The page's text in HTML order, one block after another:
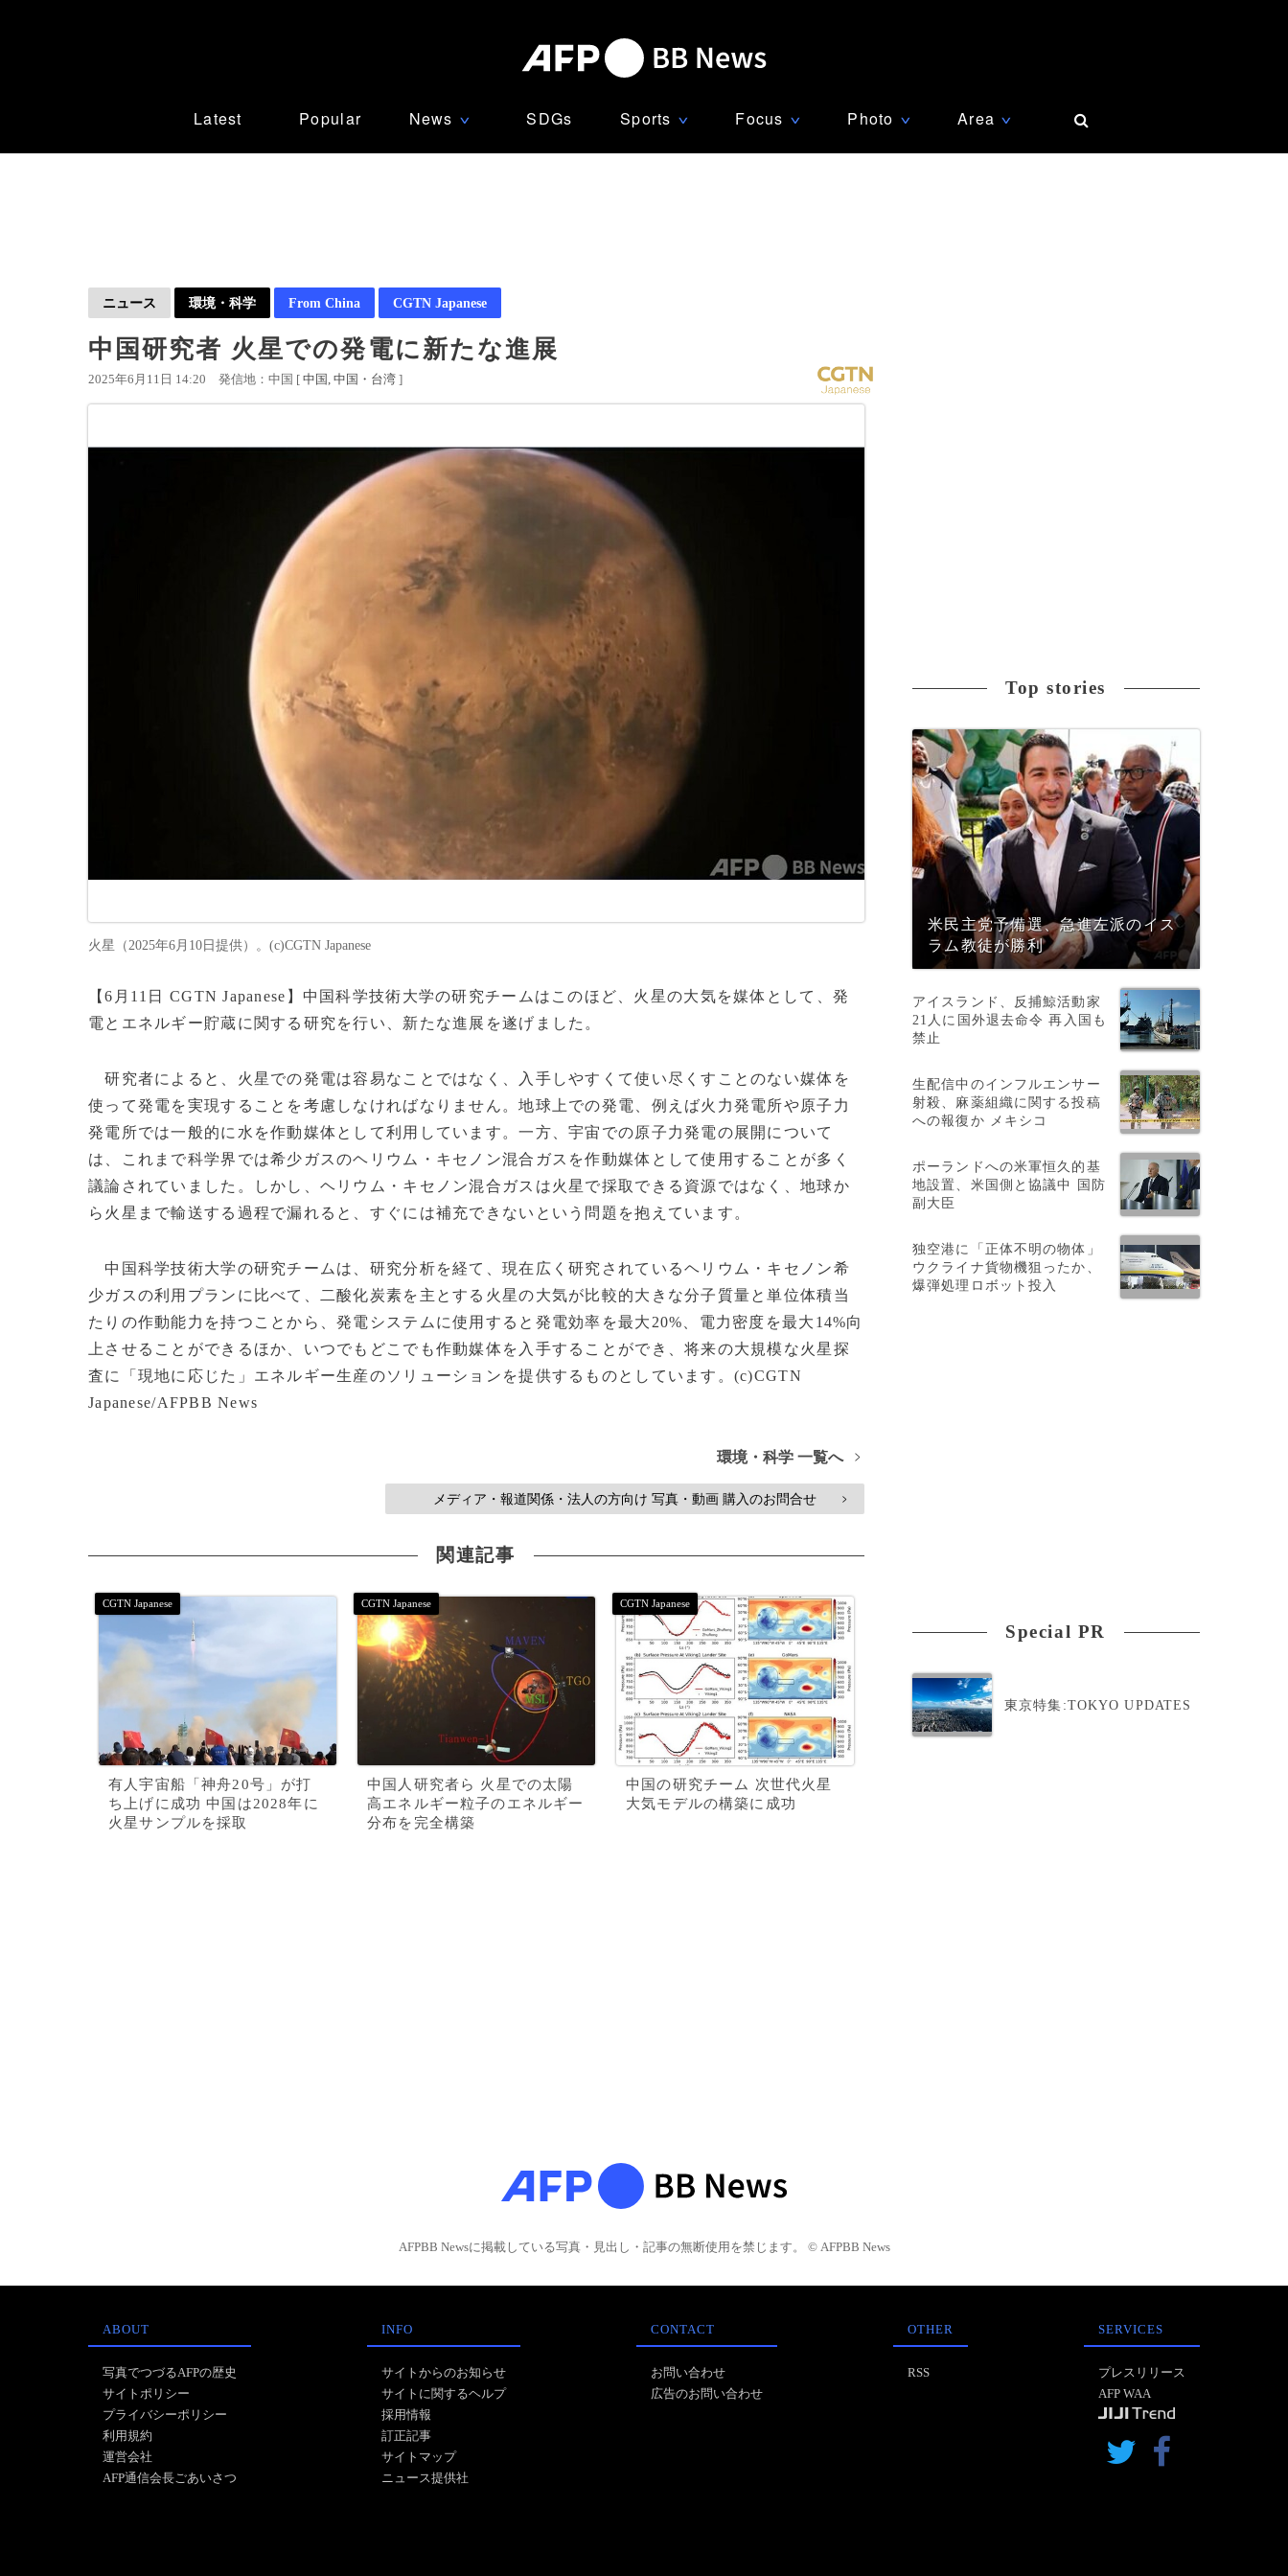
Latest Popular News ∨ SDGs Sports ∨ Focus ∨ Photo ∨ Area ∨
ニュース 環境・科学 From China CGTN Japanese
中国研究者 火星での発電に新たな進展
2025年6月11日 14:20 発信地：中国 [ 中国 中国・台湾 ]
火星（2025年6月10日提供）。(c)CGTN Japanese
【6月11日 CGTN Japanese】中国科学技術大学の研究チームはこのほど、火星の大気を媒体として、発
電とエネルギー貯蔵に関する研究を行い、新たな進展を遂げました。
研究者によると、火星での発電は容易なことではなく、入手しやすくて使い尽くすことのない媒体を
使って発電を実現することを考慮しなければなりません。地球上での発電、例えば火力発電所や原子力
発電所では一般的に水を作動媒体として利用しています。一方、宇宙での原子力発電の展開について
は、これまで科学界では希少ガスのヘリウム・キセノン混合ガスを作動媒体として使用することが多く
議論されていました。しかし、ヘリウム・キセノン混合ガスは火星で採取できる資源ではなく、地球か
ら火星まで輸送する過程で漏れると、すぐには補充できないという問題を抱えています。
中国科学技術大学の研究チームは、研究分析を経て、現在広く研究されているヘリウム・キセノン希
少ガスの利用プランに比べて、二酸化炭素を主とする火星の大気が比較的大きな分子質量と単位体積当
たりの作動能力を持つことから、発電システムに使用すると発電効率を最大20%、電力密度を最大14%向
上させることができるほか、いつでもどこでも作動媒体を入手することができ、将来の大規模な火星探
査に「現地に応じた」エネルギー生産のソリューションを提供するものとしています。(c)CGTN
Japanese/AFPBB News
環境・科学 一覧へ >
メディア・報道関係・法人の方向け 写真・動画 購入のお問合せ >
関連記事
有人宇宙船「神舟20号」が打
ち上げに成功 中国は2028年に
火星サンプルを採取
中国人研究者ら 火星での太陽
高エネルギー粒子のエネルギー
分布を完全構築
中国の研究チーム 次世代火星
大気モデルの構築に成功
Top stories
米民主党予備選、急進左派のイス
ラム教徒が勝利
アイスランド、反捕鯨活動家
21人に国外退去命令 再入国も
禁止
生配信中のインフルエンサー
射殺、麻薬組織に関する投稿
への報復か メキシコ
ポーランドへの米軍恒久的基
地設置、米国側と協議中 国防
副大臣
独空港に「正体不明の物体」
ウクライナ貨物機狙ったか、
爆弾処理ロボット投入
Special PR
東京特集:TOKYO UPDATES
AFPBB Newsに掲載している写真・見出し・記事の無断使用を禁じます。 © AFPBB News
ABOUT
写真でつづるAFPの歴史
サイトポリシー
プライバシーポリシー
利用規約
運営会社
AFP通信会長ごあいさつ
INFO
サイトからのお知らせ
サイトに関するヘルプ
採用情報
訂正記事
サイトマップ
ニュース提供社
CONTACT
お問い合わせ
広告のお問い合わせ
OTHER
RSS
SERVICES
プレスリリース
AFP WAA